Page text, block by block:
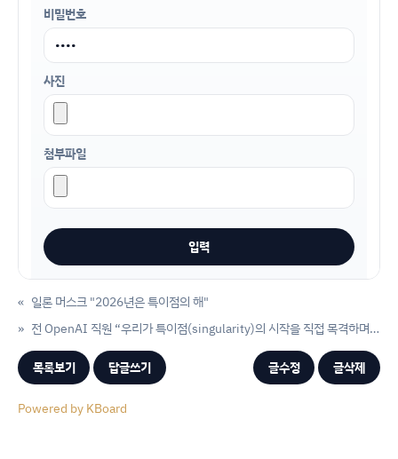
비밀번호
사진
첨부파일
« 일론 머스크 "2026년은 특이점의 해"
전 OpenAI 직원 “우리가 특이점(singularity)의 시작을 직접 목격하며 살고 있다니 미친 일이다.”
»
목록보기 답글쓰기 글수정 글삭제
Powered by KBoard